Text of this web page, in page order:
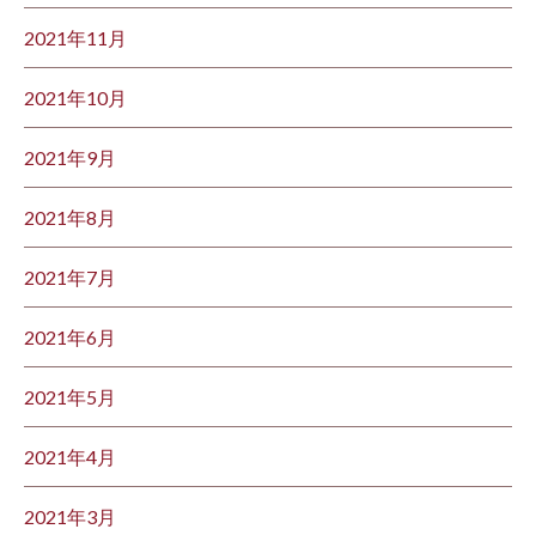
2021年11月
2021年10月
2021年9月
2021年8月
2021年7月
2021年6月
2021年5月
2021年4月
2021年3月